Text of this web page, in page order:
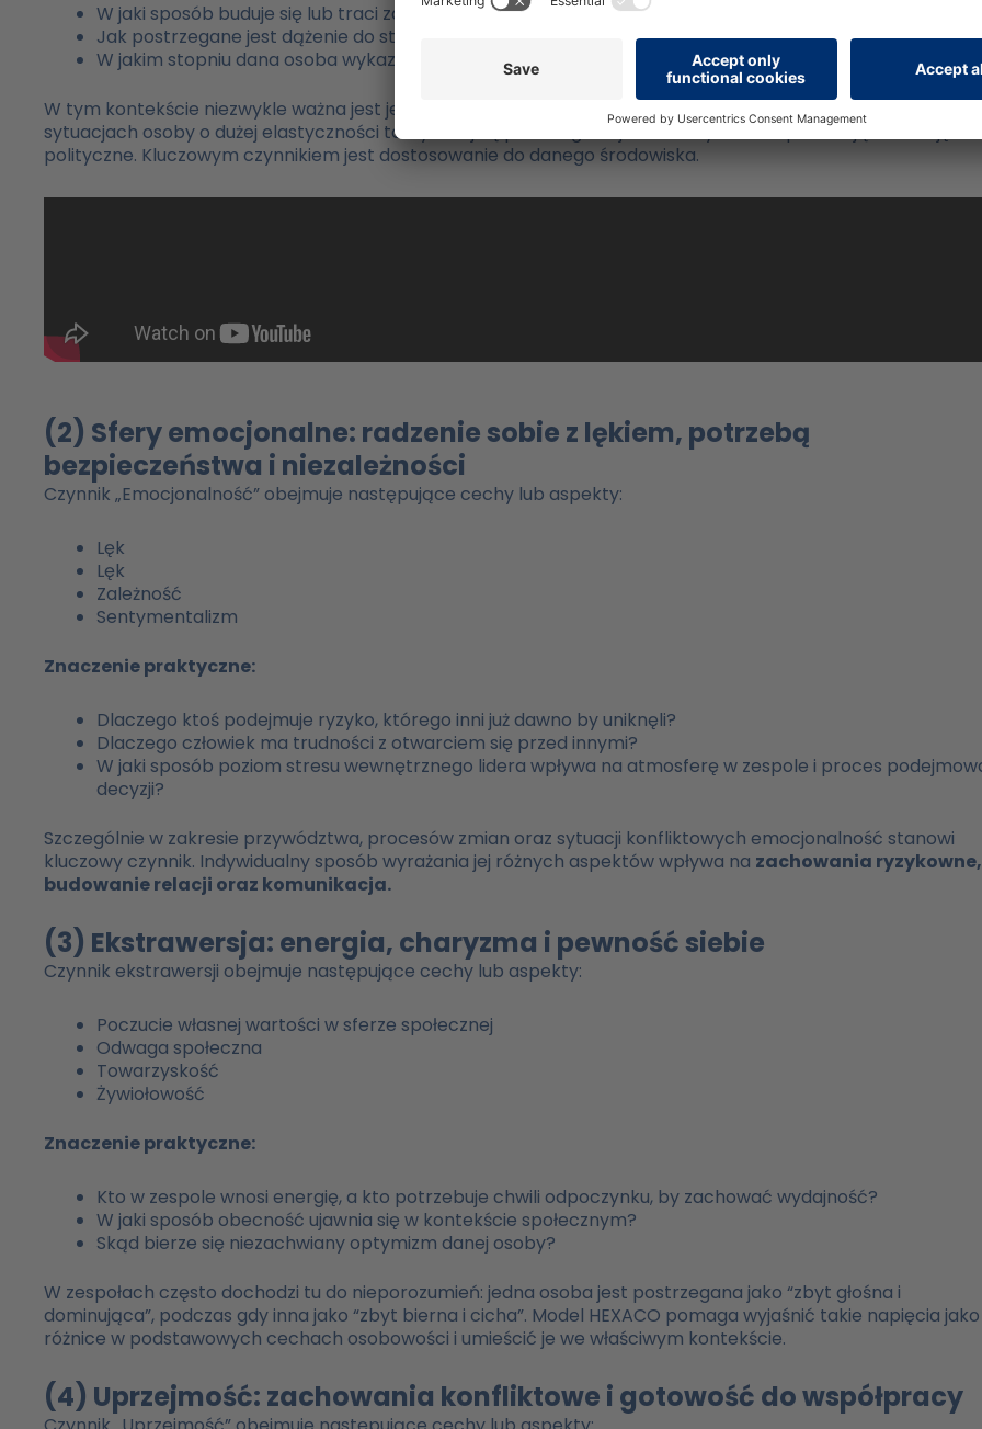
W jaki sposób buduje się lub traci zaufanie?
Jak postrzegane jest dążenie do statusu i władzy w otoczeniu?
W jakim stopniu dana osoba wykazuje jasność lub elastyczność w odniesieniu do swoich wartości i
W tym kontekście niezwykle ważna jest jedna rzecz: niższy wynik niekoniecznie oznacza coś złego. W
sytuacjach osoby o dużej elastyczności taktycznej są postrzegane jako asertywne lub posiadające
polityczne. Kluczowym czynnikiem jest dostosowanie do danego środowiska.
(2) Sfery emocjonalne: radzenie sobie z lękiem, potrzebą
bezpieczeństwa i niezależności
Czynnik „Emocjonalność” obejmuje następujące cechy lub aspekty:
Lęk
Lęk
Zależność
Sentymentalizm
Znaczenie praktyczne:
Dlaczego ktoś podejmuje ryzyko, którego inni już dawno by uniknęli?
Dlaczego człowiek ma trudności z otwarciem się przed innymi?
W jaki sposób poziom stresu wewnętrznego lidera wpływa na atmosferę w zespole i proces
decyzji?
Szczególnie w zakresie przywództwa, procesów zmian oraz sytuacji konfliktowych emocjonalność stanowi
kluczowy czynnik. Indywidualny sposób wyrażania jej różnych aspektów wpływa na zachowania ryzykowne,
budowanie relacji oraz komunikacja.
(3) Ekstrawersja: energia, charyzma i pewność siebie
Czynnik ekstrawersji obejmuje następujące cechy lub aspekty:
Poczucie własnej wartości w sferze społecznej
Odwaga społeczna
Towarzyskość
Żywiołowość
Znaczenie praktyczne:
Kto w zespole wnosi energię, a kto potrzebuje chwili odpoczynku, by zachować wydajność?
W jaki sposób obecność ujawnia się w kontekście społecznym?
Skąd bierze się niezachwiany optymizm danej osoby?
W zespołach często dochodzi tu do nieporozumień: jedna osoba jest postrzegana jako “zbyt głośna i
dominująca”, podczas gdy inna jako “zbyt bierna i cicha”. Model HEXACO pomaga wyjaśnić takie napięcia jako
różnice w podstawowych cechach osobowości i umieścić je we właściwym kontekście.
(4) Uprzejmość: zachowania konfliktowe i gotowość do współpracy